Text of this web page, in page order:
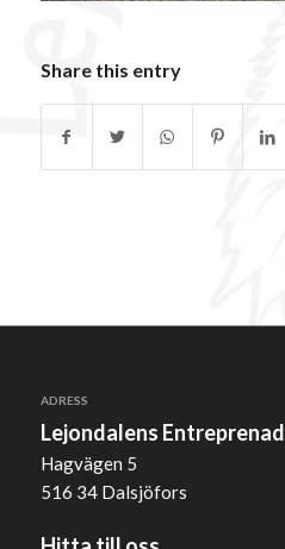
Share this entry
ADRESS
Lejondalens Entreprenad
Hagvägen 5
516 34 Dalsjöfors